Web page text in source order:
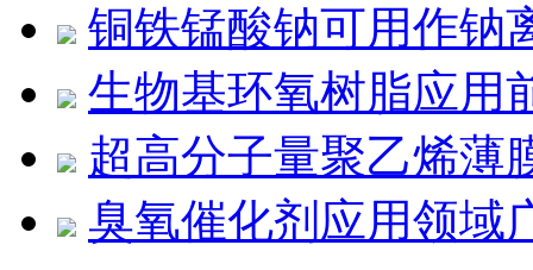
铜铁锰酸钠可用作钠
生物基环氧树脂应用
超高分子量聚乙烯薄
臭氧催化剂应用领域